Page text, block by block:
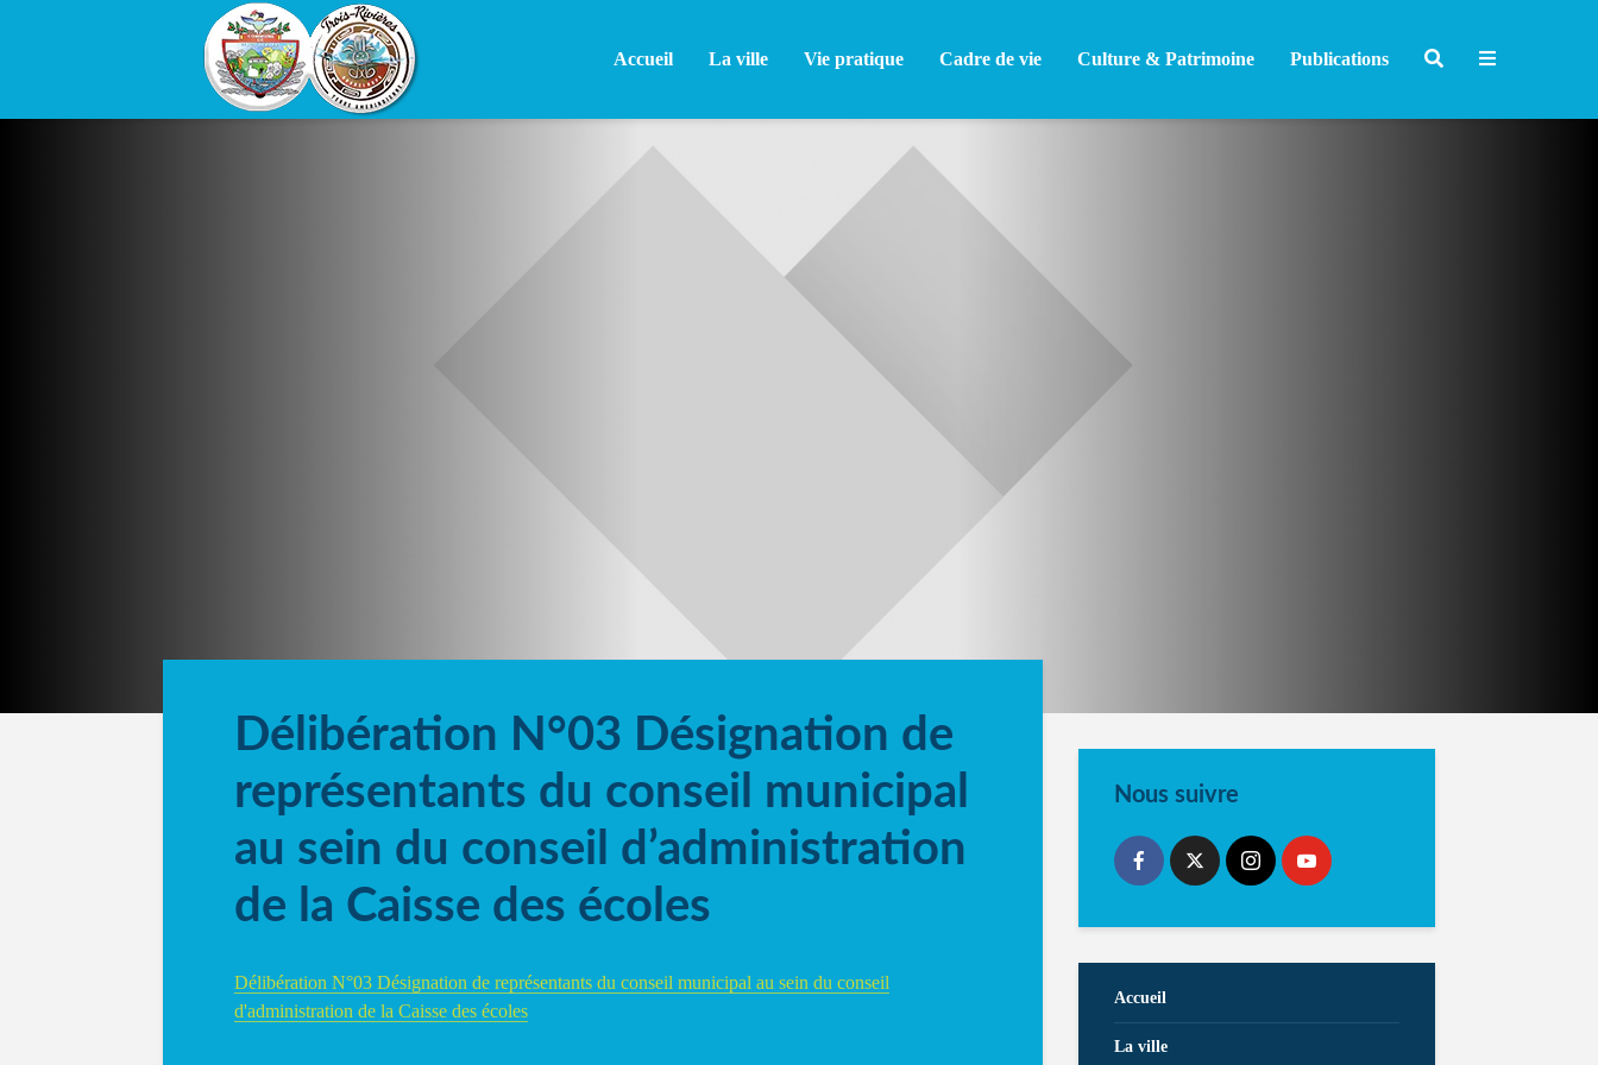
Accueil La ville Vie pratique Cadre de vie Culture & Patrimoine Publications
Délibération N°03 Désignation de
représentants du conseil municipal
au sein du conseil d’administration
de la Caisse des écoles
Délibération N°03 Désignation de représentants du conseil municipal au sein du conseil
d'administration de la Caisse des écoles
Nous suivre
Accueil
La ville